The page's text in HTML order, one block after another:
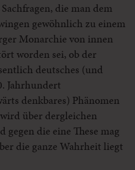
die man dem
gewöhnlich zu einem
Monarchie von innen
worden sei, ob der
deutsches (und
Jahrhundert
denkbares) Phänomen
über dergleichen
die eine These mag
die ganze Wahrheit liegt